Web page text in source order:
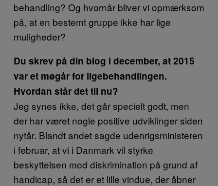
behandling? Og hvornår bliver vi opmærksom
på, at en bestemt gruppe ikke har lige
muligheder?
Du skrev på din blog i december, at 2015
var et møgår for ligebehandlingen.
Hvordan står det til nu?
Jeg synes ikke, det går specielt godt, men
der har været nogle positive udviklinger siden
nytår. Blandt andet sagde udenrigsministeren
i februar, at vi i Danmark vil styrke
beskyttelsen mod diskrimination på grund af
handicap, så det er et lille vindue, der åbner